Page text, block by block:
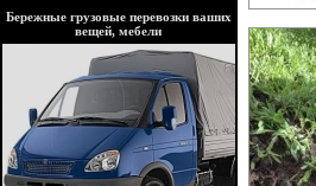
Бережные грузовые перевозки ваших
вещей, мебели